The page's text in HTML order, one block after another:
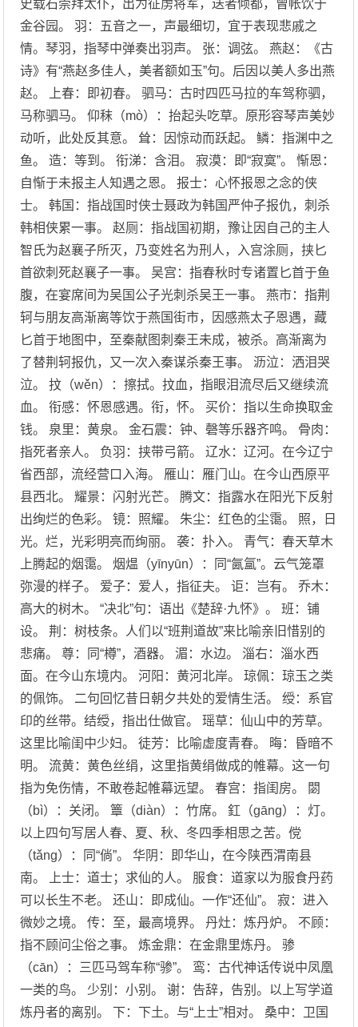
史载石崇拜太仆，出为征虏将军，送者倾都，曾帐饮于
金谷园。 羽：五音之一，声最细切，宜于表现悲戚之
情。琴羽，指琴中弹奏出羽声。 张：调弦。 燕赵：《古
诗》有“燕赵多佳人，美者额如玉”句。后因以美人多出燕
赵。 上春：即初春。 驷马：古时四匹马拉的车驾称驷，
马称驷马。 仰秣（mò）：抬起头吃草。原形容琴声美妙
动听，此处反其意。 耸：因惊动而跃起。 鳞：指渊中之
鱼。 造：等到。 衔涕：含泪。 寂漠：即“寂寞”。 惭恩：
自惭于未报主人知遇之恩。 报士：心怀报恩之念的侠
士。 韩国：指战国时侠士聂政为韩国严仲子报仇，刺杀
韩相侠累一事。 赵厕：指战国初期，豫让因自己的主人
智氏为赵襄子所灭，乃变姓名为刑人，入宫涂厕，挟匕
首欲刺死赵襄子一事。 吴宫：指春秋时专诸置匕首于鱼
腹，在宴席间为吴国公子光刺杀吴王一事。 燕市：指荆
轲与朋友高渐离等饮于燕国街市，因感燕太子恩遇，藏
匕首于地图中，至秦献图刺秦王未成，被杀。高渐离为
了替荆轲报仇，又一次入秦谋杀秦王事。 沥泣：洒泪哭
泣。 抆（wěn）：擦拭。抆血，指眼泪流尽后又继续流
血。 衔感：怀恩感遇。衔，怀。 买价：指以生命换取金
钱。 泉里：黄泉。 金石震：钟、磬等乐器齐鸣。 骨肉：
指死者亲人。 负羽：挟带弓箭。 辽水：辽河。在今辽宁
省西部，流经营口入海。 雁山：雁门山。在今山西原平
县西北。 耀景：闪射光芒。 腾文：指露水在阳光下反射
出绚烂的色彩。 镜：照耀。 朱尘：红色的尘霭。 照，日
光。烂，光彩明亮而绚丽。 袭：扑入。 青气：春天草木
上腾起的烟霭。 烟煴（yīnyūn）：同“氤氲”。云气笼罩
弥漫的样子。 爱子：爱人，指征夫。 讵：岂有。 乔木：
高大的树木。 “决北”句：语出《楚辞·九怀》。 班：铺
设。 荆：树枝条。人们以“班荆道故”来比喻亲旧惜别的
悲痛。 尊：同“樽”，酒器。 湄：水边。 淄右：淄水西
面。在今山东境内。 河阳：黄河北岸。 琼佩：琼玉之类
的佩饰。 二句回忆昔日朝夕共处的爱情生活。 绶：系官
印的丝带。结绶，指出仕做官。 瑶草：仙山中的芳草。
这里比喻闺中少妇。 徒芳：比喻虚度青春。 晦：昏暗不
明。 流黄：黄色丝绢，这里指黄绢做成的帷幕。这一句
指为免伤情，不敢卷起帷幕远望。 春宫：指闺房。 閟
（bì）：关闭。 簟（diàn）：竹席。 釭（gāng）：灯。
以上四句写居人春、夏、秋、冬四季相思之苦。傥
（tǎng）：同“倘”。 华阴：即华山，在今陕西渭南县
南。 上士：道士；求仙的人。 服食：道家以为服食丹药
可以长生不老。 还山：即成仙。一作“还仙”。 寂：进入
微妙之境。 传：至，最高境界。 丹灶：炼丹炉。 不顾：
指不顾问尘俗之事。 炼金鼎：在金鼎里炼丹。 骖
（cān）：三匹马驾车称“骖”。 鸾：古代神话传说中凤凰
一类的鸟。 少别：小别。 谢：告辞，告别。以上写学道
炼丹者的离别。 下：下土。与“上士”相对。 桑中：卫国